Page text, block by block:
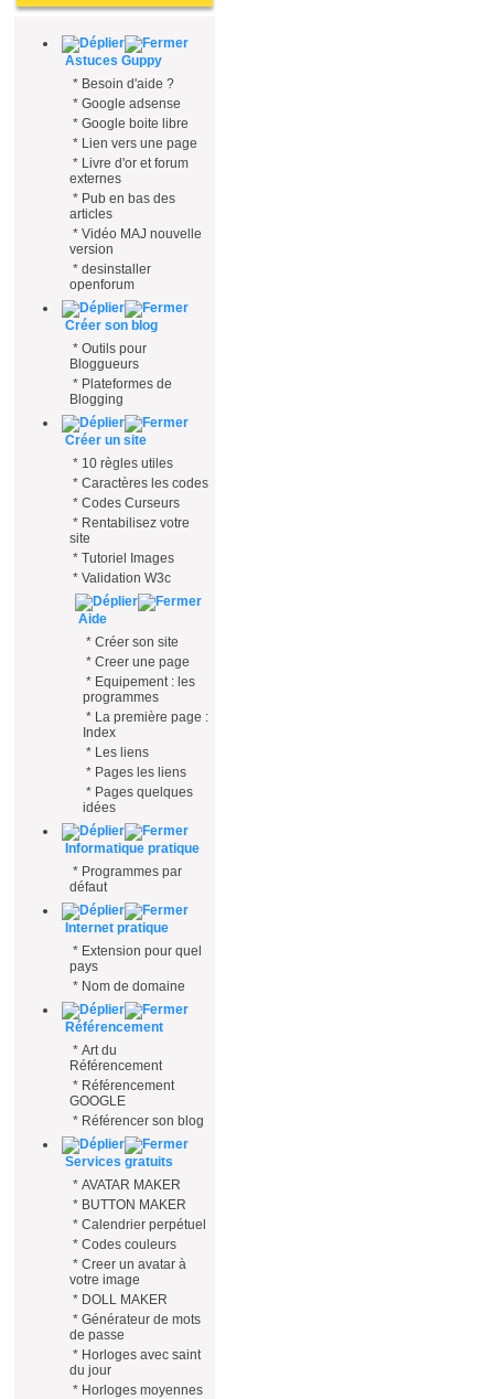
Astuces Guppy
* Besoin d'aide ?
* Google adsense
* Google boite libre
* Lien vers une page
* Livre d'or et forum
externes
* Pub en bas des
articles
* Vidéo MAJ nouvelle
version
* desinstaller
openforum
Créer son blog
* Outils pour
Bloggueurs
* Plateformes de
Blogging
Créer un site
* 10 règles utiles
* Caractères les codes
* Codes Curseurs
* Rentabilisez votre
site
* Tutoriel Images
* Validation W3c
Aide
* Créer son site
* Creer une page
* Equipement : les
programmes
* La première page :
Index
* Les liens
* Pages les liens
* Pages quelques
idées
Informatique pratique
* Programmes par
défaut
Internet pratique
* Extension pour quel
pays
* Nom de domaine
Référencement
* Art du
Référencement
* Référencement
GOOGLE
* Référencer son blog
Services gratuits
* AVATAR MAKER
* BUTTON MAKER
* Calendrier perpétuel
* Codes couleurs
* Creer un avatar à
votre image
* DOLL MAKER
* Générateur de mots
de passe
* Horloges avec saint
du jour
* Horloges moyennes